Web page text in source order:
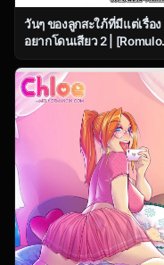
วันๆ ของลูกสะใภ้ที่มีแต่เรื่อง
อยากโดนเสียว 2 | [Romulo
Melkor Mancin] Naughty
law – Issue 2